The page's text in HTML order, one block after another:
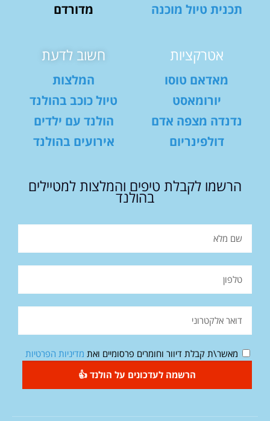
תכנית טיול מוכנה
מדורדם
אטרקציות
מאדאם טוסו
יורומאסט
נדנדה מצפה אדם
דולפינריום
חשוב לדעת
המלצות
טיול כוכב בהולנד
הולנד עם ילדים
אירועים בהולנד
הרשמו לקבלת טיפים והמלצות למטיילים
בהולנד
מאשר\ת קבלת דיוור וחומרים פרסומיים ואת מדיניות הפרטיות
הרשמה לעדכונים על הולנד 👍